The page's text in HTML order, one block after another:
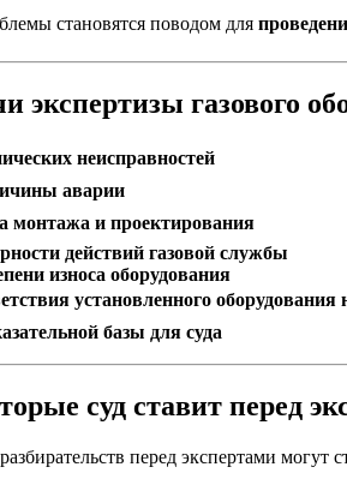
становятся поводом для
экспертизы газового
неисправностей
аварии
монтажа и проектирования
действий газовой службы
износа оборудования
установленного
базы для суда
суд ставит перед
перед экспертами могут